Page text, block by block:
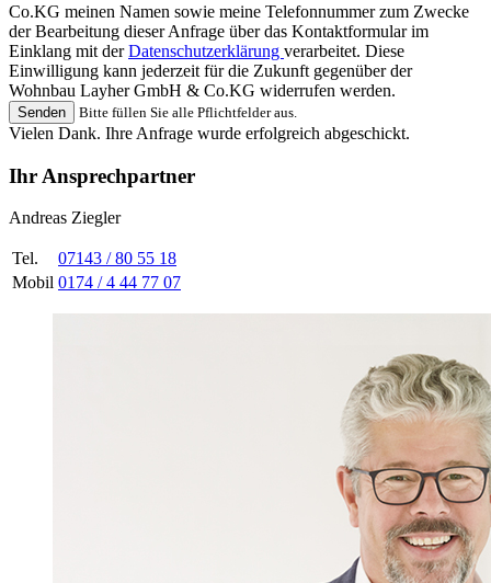
Co.KG meinen Namen sowie meine Telefonnummer zum Zwecke
der Bearbeitung dieser Anfrage über das Kontaktformular im
Einklang mit derDatenschutzerklärung verarbeitet. Diese
Einwilligung kann jederzeit für die Zukunft gegenüber der
Wohnbau Layher GmbH & Co.KG widerrufen werden.
Senden Bitte füllen Sie alle Pflichtfelder aus.
Vielen Dank. Ihre Anfrage wurde erfolgreich abgeschickt.
Ihr Ansprechpartner
Andreas Ziegler
Tel.
07143 / 80 55 18
Mobil 0174 / 4 44 77 07